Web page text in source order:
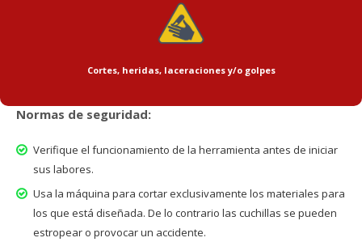
Cortes, heridas, laceraciones y/o golpes
Normas de seguridad:
Verifique el funcionamiento de la herramienta antes de iniciar
sus labores.
Usa la máquina para cortar exclusivamente los materiales para
los que está diseñada. De lo contrario las cuchillas se pueden
estropear o provocar un accidente.